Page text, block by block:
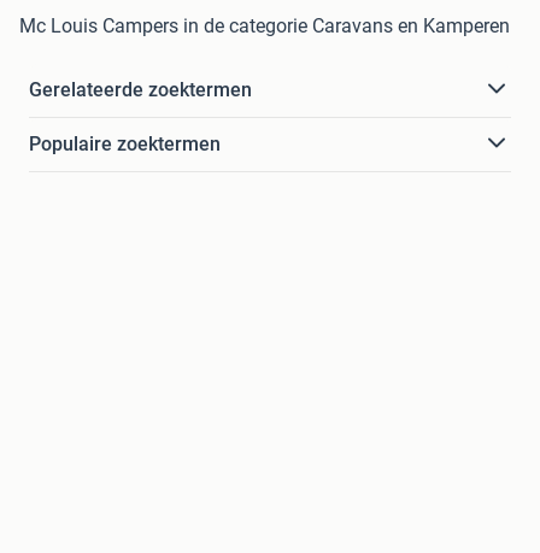
Mc Louis Campers in de categorie Caravans en Kamperen
Gerelateerde zoektermen
Populaire zoektermen